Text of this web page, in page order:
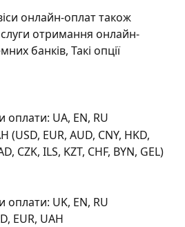
онлайн-оплат також
отримання онлайн-
банків, Такі опції
оплати: UA, EN, RU
(USD, EUR, AUD, CNY, HKD,
CZK, ILS, KZT, CHF, BYN, GEL)
оплати: UK, EN, RU
EUR, UAH